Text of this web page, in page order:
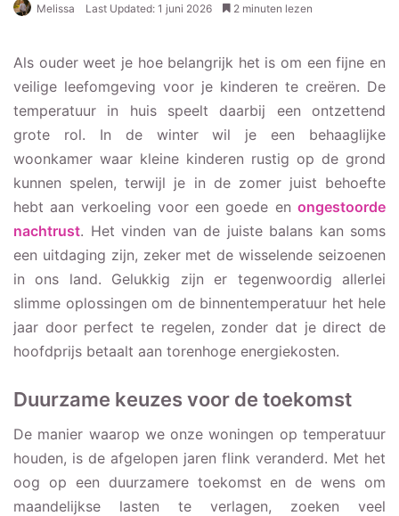
Melissa Last Updated: 1 juni 2026 2 minuten lezen
Als ouder weet je hoe belangrijk het is om een fijne en
veilige leefomgeving voor je kinderen te creëren. De
temperatuur in huis speelt daarbij een ontzettend
grote rol. In de winter wil je een behaaglijke
woonkamer waar kleine kinderen rustig op de grond
kunnen spelen, terwijl je in de zomer juist behoefte
hebt aan verkoeling voor een goede en ongestoorde
nachtrust. Het vinden van de juiste balans kan soms
een uitdaging zijn, zeker met de wisselende seizoenen
in ons land. Gelukkig zijn er tegenwoordig allerlei
slimme oplossingen om de binnentemperatuur het hele
jaar door perfect te regelen, zonder dat je direct de
hoofdprijs betaalt aan torenhoge energiekosten.
Duurzame keuzes voor de toekomst
De manier waarop we onze woningen op temperatuur
houden, is de afgelopen jaren flink veranderd. Met het
oog op een duurzamere toekomst en de wens om
maandelijkse lasten te verlagen, zoeken veel